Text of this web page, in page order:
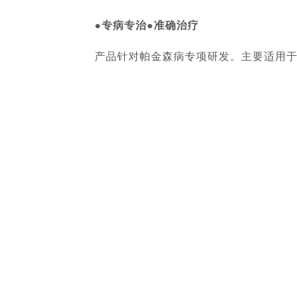
●专病专治●准确治疗
产品针对帕金森病专项研发。主要适用于